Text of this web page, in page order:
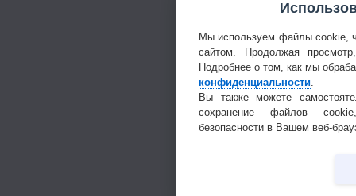
Мы используем файлы cookie,
сайтом. Продолжая
Подробнее о том, как мы
конфиденциальности.
Вы также можете
сохранение файлов
безопасности в Вашем веб-